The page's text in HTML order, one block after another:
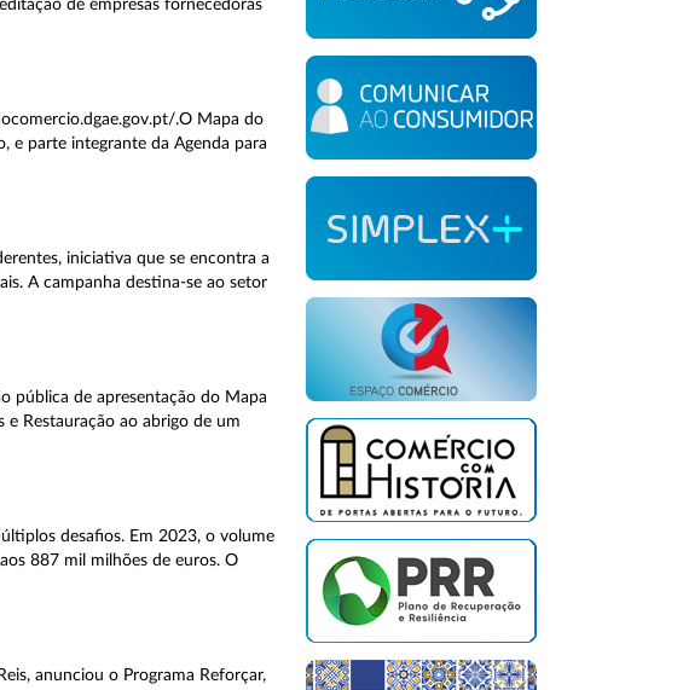
de empresas fornecedoras
.O Mapa do
e parte integrante da Agenda para
iniciativa que se encontra a
A campanha destina-se ao setor
pública de apresentação do Mapa
e Restauração ao abrigo de um
desafios. Em 2023, o volume
887 mil milhões de euros. O
anunciou o Programa Reforçar,